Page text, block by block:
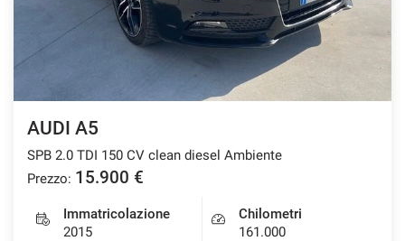
AUDI A5
SPB 2.0 TDI 150 CV clean diesel Ambiente
Prezzo: 15.900 €
Immatricolazione
2015
Chilometri
161.000